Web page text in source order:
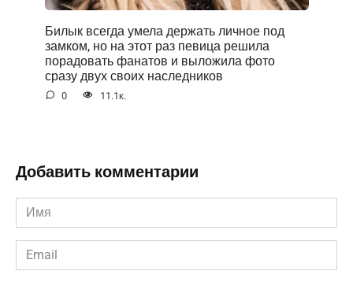
Билык всегда умела держать личное под
замком, но на этот раз певица решила
порадовать фанатов и выложила фото
сразу двух своих наследников
0 11.1к.
Добавить комментарии
Имя
*
Email
*